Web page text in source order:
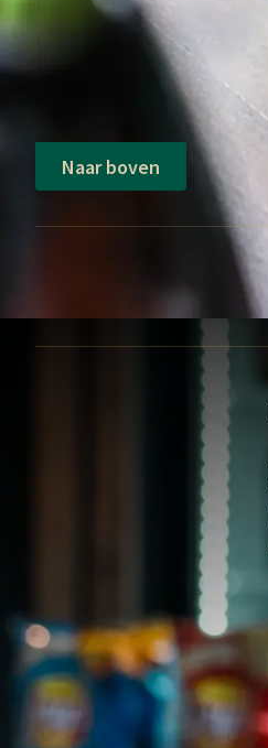
Naar boven